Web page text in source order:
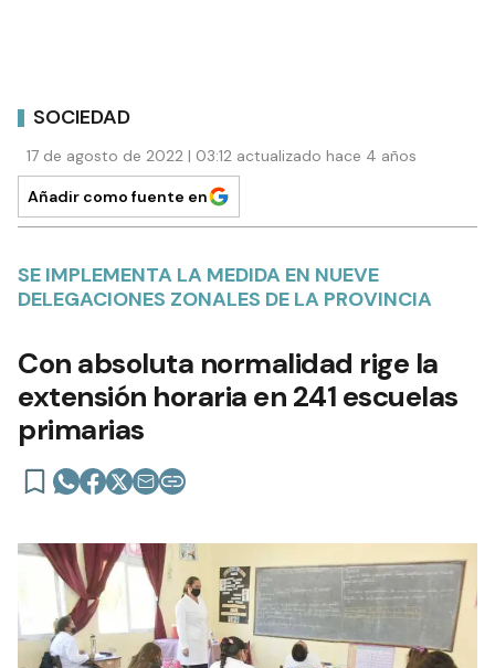
SOCIEDAD
17 de agosto de 2022 | 03:12 actualizado hace 4 años
Añadir como fuente en
SE IMPLEMENTA LA MEDIDA EN NUEVE
DELEGACIONES ZONALES DE LA PROVINCIA
Con absoluta normalidad rige la
extensión horaria en 241 escuelas
primarias